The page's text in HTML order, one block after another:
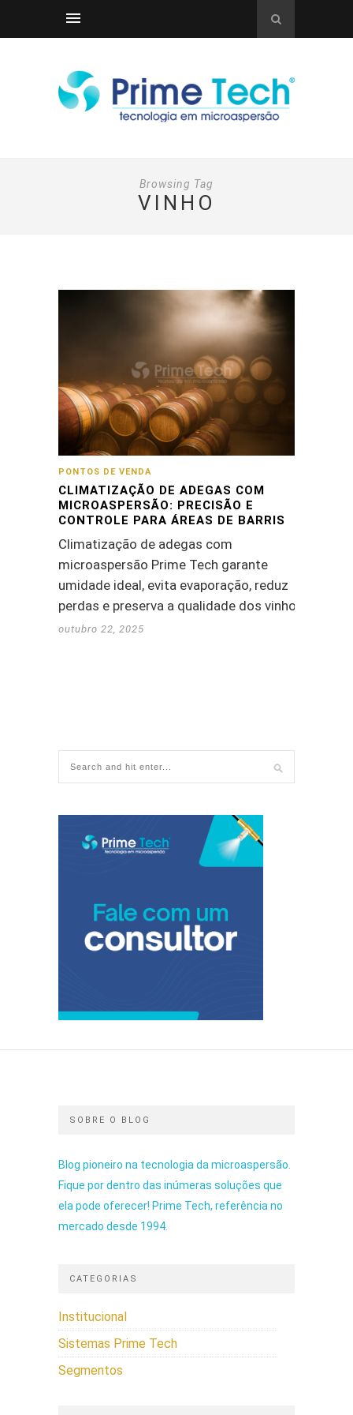
Browsing Tag
VINHO
PONTOS DE VENDA
CLIMATIZAÇÃO DE ADEGAS COM
MICROASPERSÃO: PRECISÃO E
CONTROLE PARA ÁREAS DE BARRIS
Climatização de adegas com
microaspersão Prime Tech garante
umidade ideal, evita evaporação, reduz
perdas e preserva a qualidade dos vinhos.
outubro 22, 2025
SOBRE O BLOG
Blog pioneiro na tecnologia da microaspersão.
Fique por dentro das inúmeras soluções que
ela pode oferecer! Prime Tech, referência no
mercado desde 1994.
CATEGORIAS
Institucional
Sistemas Prime Tech
Segmentos